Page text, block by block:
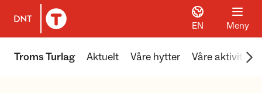
Til DNT.no forside
EN Meny
Troms Turlag Aktuelt Våre hytter Våre aktiviteter